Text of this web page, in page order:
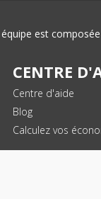
est
CENTRE
Centre d'aide
Blog
Calculez vos